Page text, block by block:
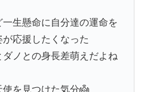
生懸命に自分達の運命を
応援したくなった
ノとの身長差萌えだよね
を見つけた気分👼